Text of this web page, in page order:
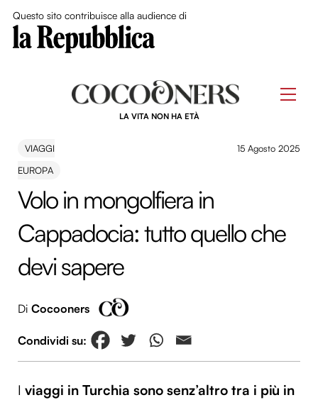
Questo sito contribuisce alla audience di
LA VITA NON HA ETÀ
VIAGGI
EUROPA
15 Agosto 2025
Volo in mongolfiera in
Cappadocia: tutto quello che
devi sapere
Di Cocooners
I viaggi in Turchia sono senz’altro tra i più in